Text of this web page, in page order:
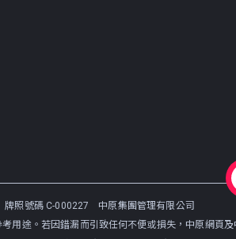
牌照號碼 C-000227
中原集團管理有限公司
用途。若因錯漏而引致任何不便或損失，中原網頁及